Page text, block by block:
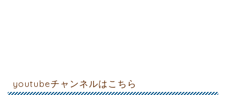
youtubeチャンネルはこちら